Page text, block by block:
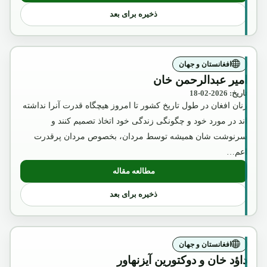
ذخیره برای بعد
افغانستان و جهان
امیر عبدالرحمن خان
تاریخ: 2026-02-18
زنان افغان در طول تاریخ کشور تا امروز هیچگاه قدرت آنرا نداشته
اند در مورد خود و چگونگی زندگی خود اتخاذ تصمیم کنند و
سرنوشت شان همیشه توسط مردان، بخصوص مردان پرقدرت
اعم…
مطالعه مقاله: امیر عبدالرحمن خان
ذخیره برای بعد
افغانستان و جهان
داؤد خان و دوکتورین آیزنهاور